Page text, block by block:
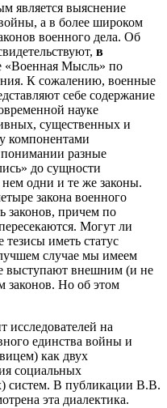
является выяснение
а в более широком
военного дела. Об
в
«Военная Мысль» по
К сожалению, военные
себе содержание
науке
существенных и
компонентами
разные
до сущности
одни и те же законы.
закона военного
законов, причем по
Могут ли
иметь статус
случае мы имеем
выступают внешним (и не
законов. Но об этом
на
единства войны и
как двух
социальных
систем. В публикации В.В.
эта диалектика.